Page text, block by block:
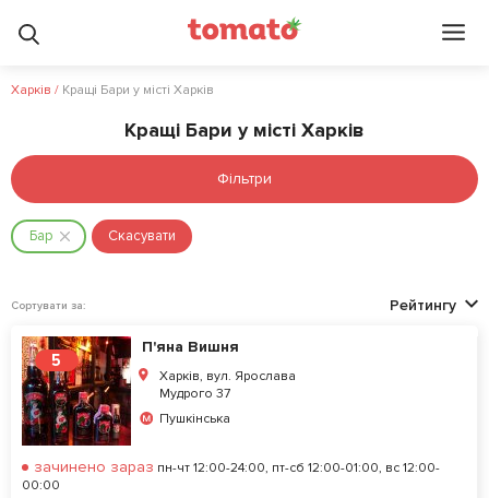
Харків / Кращі Бари у місті Харків
Кращі Бари у місті Харків
Фільтри
Бар Скасувати
Сортувати за: Рейтингу
5
П'яна Вишня
Харків, вул. Ярослава
Мудрого 37
Пушкінська
зачинено зараз пн-чт 12:00-24:00, пт-сб 12:00-01:00, вс 12:00-
00:00